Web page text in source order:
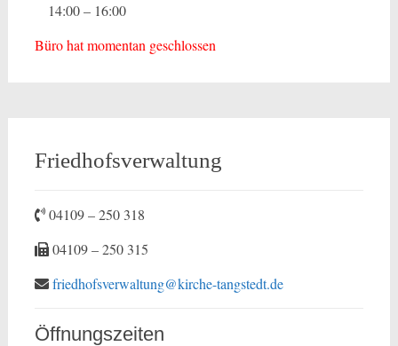
14:00 – 16:00
Büro hat momentan geschlossen
Friedhofsverwaltung
04109 – 250 318
04109 – 250 315
friedhofsverwaltung@kirche-tangstedt.de
Öffnungszeiten